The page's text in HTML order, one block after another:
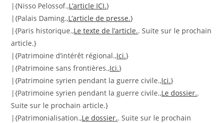
|{Nisso Pelossof.,L’article ICI.}
|{Palais Daming.,L’article de presse.}
|{Paris historique.,Le texte de l’article.. Suite sur le prochain
article.}
|{Patrimoine d’intérêt régional.,Ici.}
|{Patrimoine sans frontières.,Ici.}
|{Patrimoine syrien pendant la guerre civile.,Ici.}
|{Patrimoine syrien pendant la guerre civile.,Le dossier..
Suite sur le prochain article.}
|{Patrimonialisation.,Le dossier.. Suite sur le prochain